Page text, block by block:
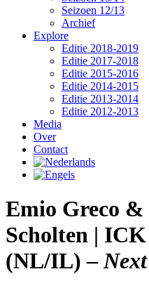
Seizoen 12/13
Archief
Explore
Editie 2018-2019
Editie 2017-2018
Editie 2015-2016
Editie 2014-2015
Editie 2013-2014
Editie 2012-2013
Media
Over
Contact
Emio Greco &
Scholten |
(NL/IL) –Next